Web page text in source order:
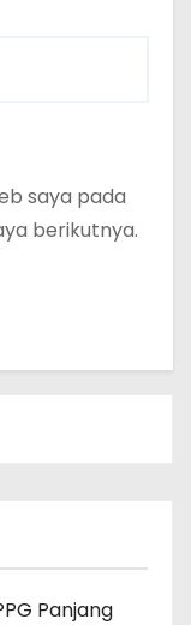
saya pada
berikutnya.
Panjang